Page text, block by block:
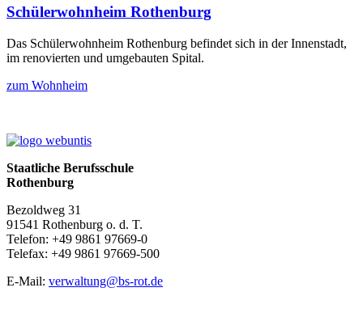
Schülerwohnheim Rothenburg
Das Schülerwohnheim Rothenburg befindet sich in der Innenstadt,
im renovierten und umgebauten Spital.
zum Wohnheim
Staatliche Berufsschule
Rothenburg
Bezoldweg 31
91541 Rothenburg o. d. T.
Telefon: +49 9861 97669-0
Telefax: +49 9861 97669-500
E-Mail: verwaltung@bs-rot.de